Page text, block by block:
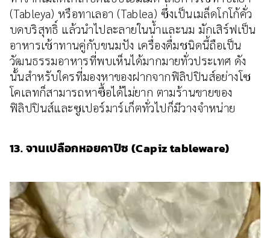
(Tableya) หรือทาเลอา (Tablea) ซึ่งเป็นเมล็ดโกโก้คั่ว
บดบริสุทธิ์ แล้วนำไปละลายในน้ำและนม มักเสิร์ฟเป็น
อาหารเช้าทานคู่กับขนมปัง เครื่องดื่มชนิดนี้ถือเป็น
วัฒนธรรมอาหารที่พบเห็นได้มากมายทั่วประเทศ ดัง
นั้นสำหรับใครที่มองหาของฝากจากฟิลิปปินส์อย่างโซ
โคเลทก็สามารถหาซื้อได้ไม่ยาก ตามร้านขายของ
ฟิลิปปินส์และซูเปอร์มาร์เก็ตทั่วไปก็มีวางจำหน่าย
13. จานเปลือกหอยคาปิซ (Capiz tableware)